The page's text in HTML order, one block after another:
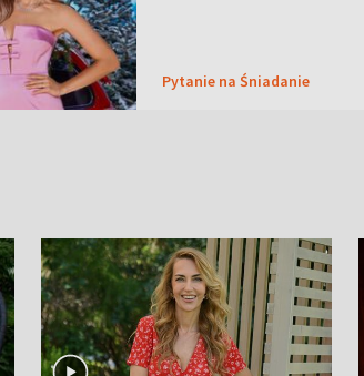
Pytanie na Śniadanie